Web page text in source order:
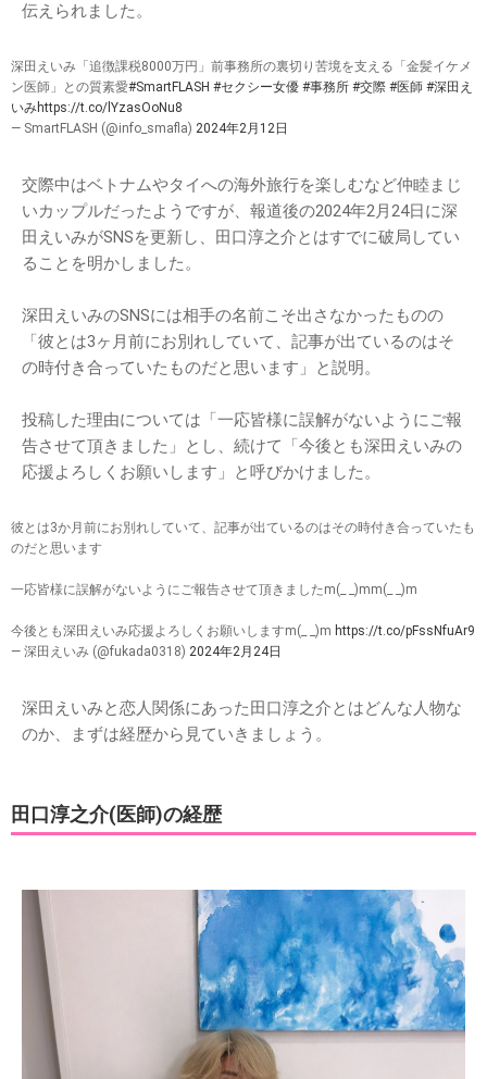
伝えられました。
深田えいみ「追徴課税8000万円」前事務所の裏切り苦境を支える「金髪イケメ
ン医師」との質素愛#SmartFLASH #セクシー女優 #事務所 #交際 #医師 #深田え
いみhttps://t.co/lYzasOoNu8
— SmartFLASH (@info_smafla) 2024年2月12日
交際中はベトナムやタイへの海外旅行を楽しむなど仲睦まじ
いカップルだったようですが、報道後の2024年2月24日に深
田えいみがSNSを更新し、田口淳之介とはすでに破局してい
ることを明かしました。
深田えいみのSNSには相手の名前こそ出さなかったものの
「彼とは3ヶ月前にお別れしていて、記事が出ているのはそ
の時付き合っていたものだと思います」と説明。
投稿した理由については「一応皆様に誤解がないようにご報
告させて頂きました」とし、続けて「今後とも深田えいみの
応援よろしくお願いします」と呼びかけました。
彼とは3か月前にお別れしていて、記事が出ているのはその時付き合っていたも
のだと思います
一応皆様に誤解がないようにご報告させて頂きましたm(_ _)mm(_ _)m
今後とも深田えいみ応援よろしくお願いしますm(_ _)m https://t.co/pFssNfuAr9
— 深田えいみ (@fukada0318) 2024年2月24日
深田えいみと恋人関係にあった田口淳之介とはどんな人物な
のか、まずは経歴から見ていきましょう。
田口淳之介(医師)の経歴